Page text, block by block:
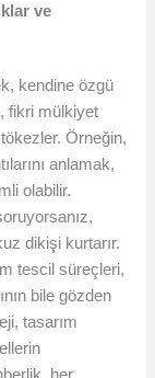
ve
kendine özgü
fikri mülkiyet
Örneğin,
anlamak,
olabilir.
dikişi kurtarır.
tescil süreçleri,
bile gözden
tasarım